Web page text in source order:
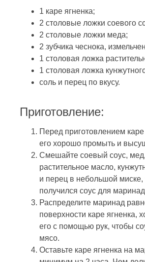
1 каре ягненка;
2 столовые ложки соевого
2 столовые ложки меда;
2 зубчика чеснока,
1 столовая ложка
1 столовая ложка
соль и перец по вкусу.
Приготовление:
Перед приготовлением
его хорошо промыть и
Смешайте соевый соус,
растительное масло,
и перец в небольшой миске,
получился соус для
Распределите маринад
поверхности каре ягненка,
его с помощью рук, чтобы
мясо.
Оставьте каре ягненка на